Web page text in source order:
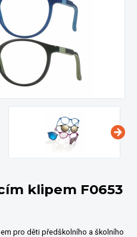
klipem F0653
pro děti předškolního a školního